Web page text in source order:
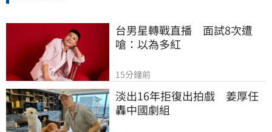
台男星轉戰直播　面試8次遭
嗆：以為多紅
15分鐘前
淡出16年拒復出拍戲　姜厚任
轟中國劇組